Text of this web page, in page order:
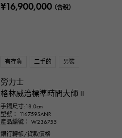
¥16,900,000（含稅）
有存貨 二手的 男裝
勞力士
格林威治標準時間大師 II
手鐲尺寸:18.0cm
型號： 116759SANR
產品編號： W236755
銀行轉帳/貸款價格